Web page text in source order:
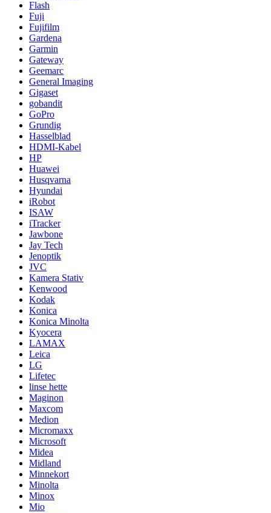
Flash
Fuji
Fujifilm
Gardena
Garmin
Gateway
Geemarc
General Imaging
Gigaset
gobandit
GoPro
Grundig
Hasselblad
HDMI-Kabel
HP
Huawei
Husqvarna
Hyundai
iRobot
ISAW
iTracker
Jawbone
Jay Tech
Jenoptik
JVC
Kamera Stativ
Kenwood
Kodak
Konica
Konica Minolta
Kyocera
LAMAX
Leica
LG
Lifetec
linse hette
Maginon
Maxcom
Medion
Micromaxx
Microsoft
Midea
Midland
Minnekort
Minolta
Minox
Mio